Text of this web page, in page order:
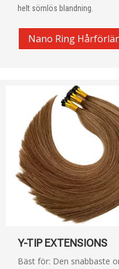
helt sömlös blandning.
Nano Ring
Y-TIP EXTENSIONS
Bäst för: Den snabbaste